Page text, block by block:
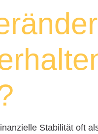
Stabilität oft